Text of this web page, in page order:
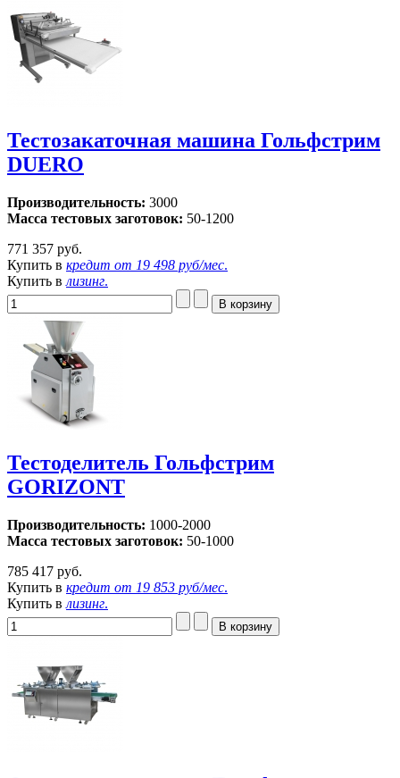
Тестозакаточная машина Гольфстрим
DUERO
Производительность: 3000
Масса тестовых заготовок: 50-1200
771 357 руб.
Купить в кредит от 19 498 руб/мес.
Купить в лизинг.
Тестоделитель Гольфстрим
GORIZONT
Производительность: 1000-2000
Масса тестовых заготовок: 50-1000
785 417 руб.
Купить в кредит от 19 853 руб/мес.
Купить в лизинг.